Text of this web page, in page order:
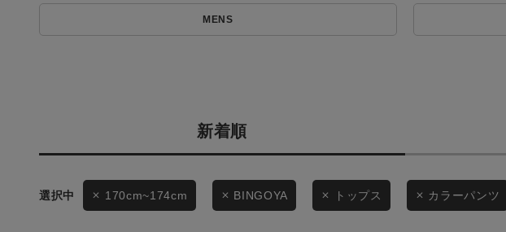
条件絞り込み検索
カテゴリから探す
スタイリングから探す
ブランドから探す
LADIES KIDS
価格
セール価格
MENS
新着順
170cm~174cm BINGOYA トップス カラーパンツ